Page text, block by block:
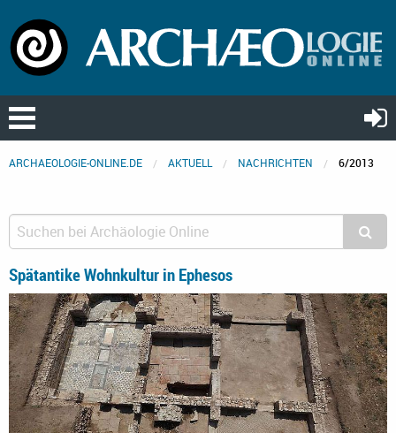
ARCHAEOLOGIE-ONLINE.DE AKTUELL NACHRICHTEN 6/2013
Spätantike Wohnkultur in Ephesos